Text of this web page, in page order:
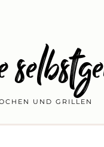
UND GRILLEN